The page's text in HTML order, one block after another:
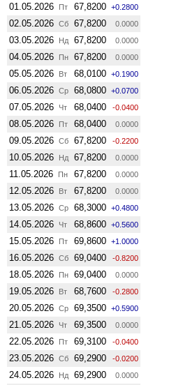
01.05.2026
Пт 67,8200 +0.2800
02.05.2026 Сб 67,8200 0.0000
03.05.2026 Нд 67,8200 0.0000
04.05.2026 Пн 67,8200 0.0000
05.05.2026 Вт 68,0100 +0.1900
06.05.2026 Ср 68,0800 +0.0700
07.05.2026 Чт 68,0400 -0.0400
08.05.2026 Пт 68,0400 0.0000
09.05.2026 Сб 67,8200 -0.2200
10.05.2026 Нд 67,8200 0.0000
11.05.2026 Пн 67,8200 0.0000
12.05.2026 Вт 67,8200 0.0000
13.05.2026 Ср 68,3000 +0.4800
14.05.2026 Чт 68,8600 +0.5600
15.05.2026 Пт 69,8600 +1.0000
16.05.2026 Сб 69,0400 -0.8200
18.05.2026 Пн 69,0400 0.0000
19.05.2026 Вт 68,7600 -0.2800
20.05.2026 Ср 69,3500 +0.5900
21.05.2026 Чт 69,3500 0.0000
22.05.2026 Пт 69,3100 -0.0400
23.05.2026 Сб 69,2900 -0.0200
24.05.2026 Нд 69,2900 0.0000